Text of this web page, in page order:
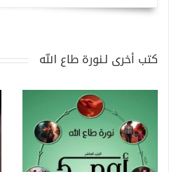
كتب أخرى لـنورة طاع الله